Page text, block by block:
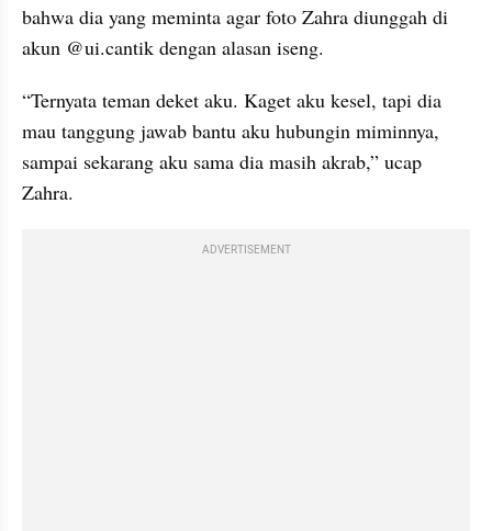
bahwa dia yang meminta agar foto Zahra diunggah di
akun @ui.cantik dengan alasan iseng.
“Ternyata teman deket aku. Kaget aku kesel, tapi dia
mau tanggung jawab bantu aku hubungin miminnya,
sampai sekarang aku sama dia masih akrab,” ucap
Zahra.
ADVERTISEMENT